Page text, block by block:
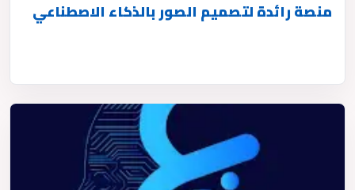
منصة رائدة لتصميم الصور بالذكاء الاصطناعي